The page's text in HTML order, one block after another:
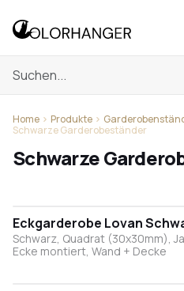
Home Produkte
Schwarze Garderobeständer
Schwarze
Eckgarderobe Lovan
Schwarz, Quadrat (30x30mm),
Ecke montiert, Wand + Decke